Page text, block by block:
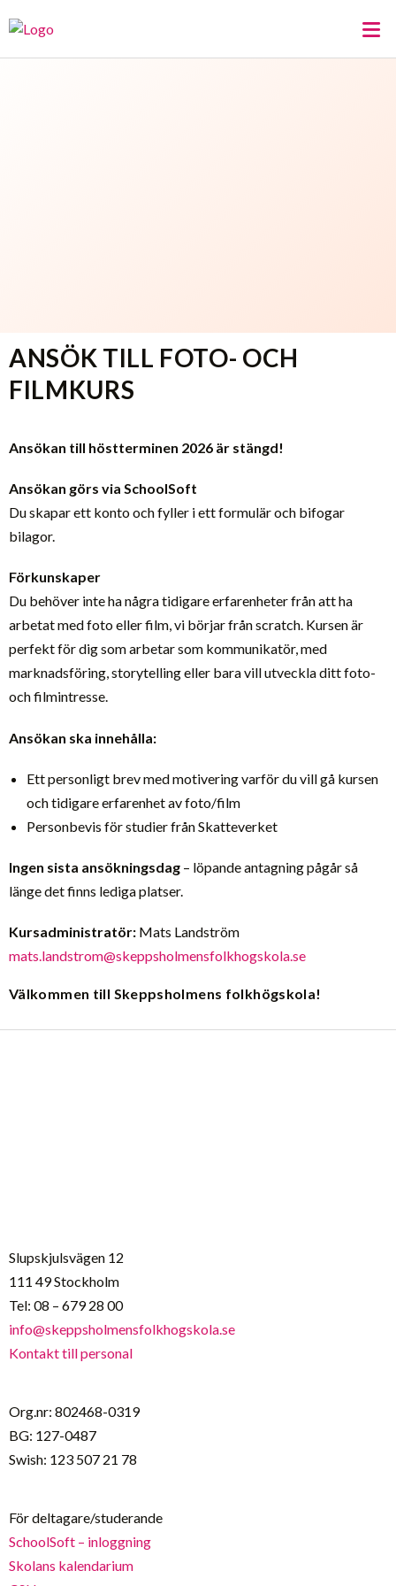
ANSÖK TILL FOTO- OCH
FILMKURS
Ansökan till höstterminen 2026 är stängd!
Ansökan görs via SchoolSoft
Du skapar ett konto och fyller i ett formulär och bifogar
bilagor.
Förkunskaper
Du behöver inte ha några tidigare erfarenheter från att ha
arbetat med foto eller film, vi börjar från scratch. Kursen är
perfekt för dig som arbetar som kommunikatör, med
marknadsföring, storytelling eller bara vill utveckla ditt foto-
och filmintresse.
Ansökan ska innehålla:
Ett personligt brev med motivering varför du vill gå kursen
och tidigare erfarenhet av foto/film
Personbevis för studier från Skatteverket
Ingen sista ansökningsdag – löpande antagning pågår så
länge det finns lediga platser.
Kursadministratör: Mats Landström
mats.landstrom@skeppsholmensfolkhogskola.se
Välkommen till Skeppsholmens folkhögskola!
Slupskjulsvägen 12
111 49 Stockholm
Tel: 08 – 679 28 00
info@skeppsholmensfolkhogskola.se
Kontakt till personal
Org.nr: 802468-0319
BG: 127-0487
Swish: 123 507 21 78
För deltagare/studerande
SchoolSoft – inloggning
Skolans kalendarium